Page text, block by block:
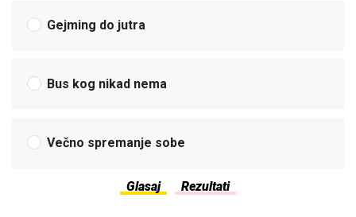
Gejming do jutra
Bus kog nikad nema
Večno spremanje sobe